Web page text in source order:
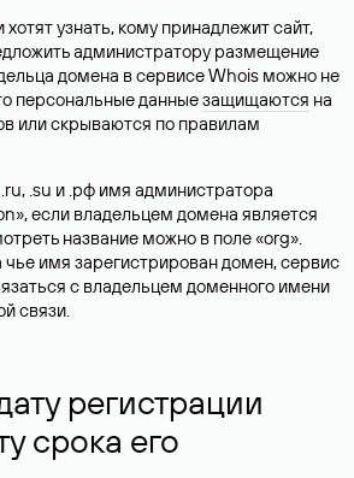
узнать, кому принадлежит сайт,
администратору размещение
домена в сервисе Whois можно не
персональные данныезащищаются на
или скрываются по правилам
.su и .рф имя администратора
если владельцем домена является
название можно в поле «org».
чье имя зарегистрирован домен, сервис
с владельцем доменного имени
связи.
регистрации
срока его